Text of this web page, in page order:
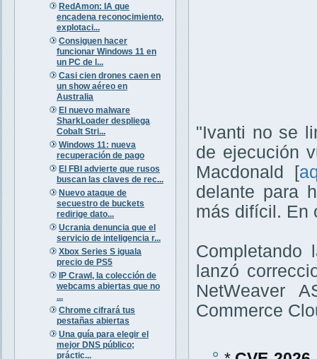
RedAmon: IA que
encadena reconocimiento,
explotaci...
Consiguen hacer
funcionar Windows 11 en
un PC de l...
Casi cien drones caen en
un show aéreo en
Australia
El nuevo malware
SharkLoader despliega
Cobalt Stri...
Windows 11: nueva
recuperación de pago
El FBI advierte que rusos
buscan las claves de rec...
Nuevo ataque de
secuestro de buckets
redirige dato...
Ucrania denuncia que el
servicio de inteligencia r...
Xbox Series S iguala
precio de PS5
IP Crawl, la colección de
webcams abiertas que no
...
Chrome cifrará tus
pestañas abiertas
Una guía para elegir el
mejor DNS público;
práctic...
"Ivanti no se
de ejecución
Macdonald [
delante para
más difícil. En
Completando
lanzó
NetWeaver
Commerce